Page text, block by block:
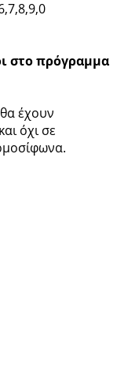
στο πρόγραμμα
έχουν
όχι σε